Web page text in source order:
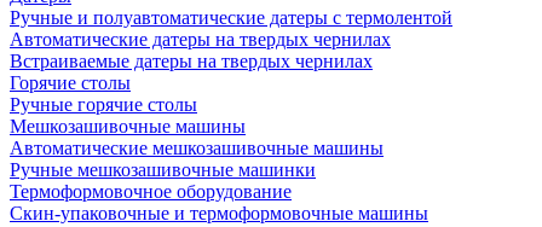
Ручные и полуавтоматические датеры с термолентой
Автоматические датеры на твердых чернилах
Встраиваемые датеры на твердых чернилах
Горячие столы
Ручные горячие столы
Мешкозашивочные машины
Автоматические мешкозашивочные машины
Ручные мешкозашивочные машинки
Термоформовочное оборудование
Скин-упаковочные и термоформовочные машины